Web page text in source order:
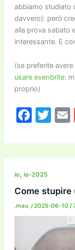
abbiamo studiato
davvero): però
alla prova sabato
interessante. E
(se preferite
usare evenbrite:
proprio)
F
c
e
b
o
o
T
itt
er l
io, io-2025
Come stupire
.mau. /2025-06-10 /